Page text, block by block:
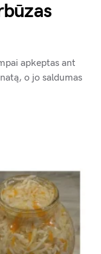
apkeptas ant
o jo saldumas